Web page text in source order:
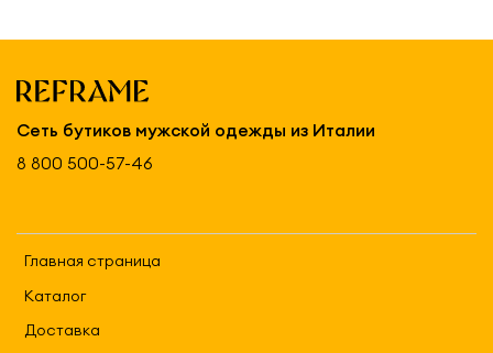
Главная страница
Каталог
Доставка
Сеть бутиков мужской одежды из Италии
8 800 500-57-46